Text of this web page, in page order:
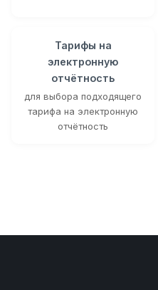
Тарифы на
электронную
отчётность
для выбора подходящего
тарифа на электронную
отчётность